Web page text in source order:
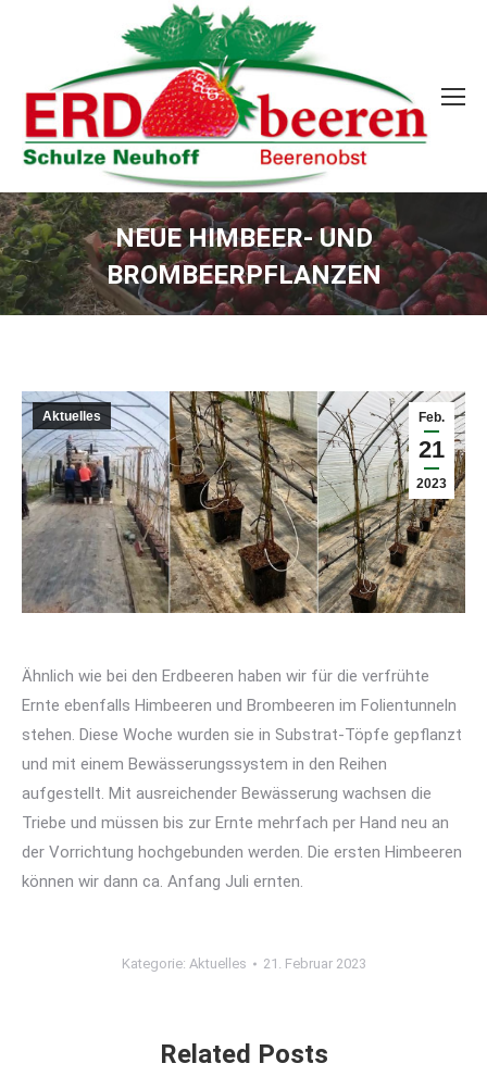
NEUE HIMBEER- UND
BROMBEERPFLANZEN
Sie befinden sich hier:
Feb.
21
2023
Aktuelles
Ähnlich wie bei den Erdbeeren haben wir für die verfrühte
Ernte ebenfalls Himbeeren und Brombeeren im Folientunneln
stehen. Diese Woche wurden sie in Substrat-Töpfe gepflanzt
und mit einem Bewässerungssystem in den Reihen
aufgestellt. Mit ausreichender Bewässerung wachsen die
Triebe und müssen bis zur Ernte mehrfach per Hand neu an
der Vorrichtung hochgebunden werden. Die ersten Himbeeren
können wir dann ca. Anfang Juli ernten.
Kategorie: Aktuelles 21. Februar 2023
Related Posts